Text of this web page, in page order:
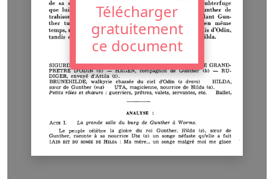
Télécharger
gratuitement
ce document